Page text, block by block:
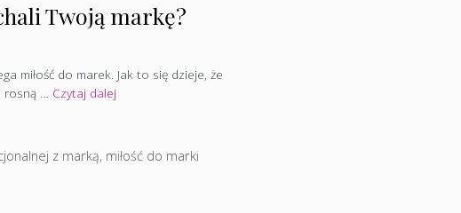
Twoją markę?
miłość do marek. Jak to się dzieje, że
rosną … Czytaj dalej
z marką, miłość do marki